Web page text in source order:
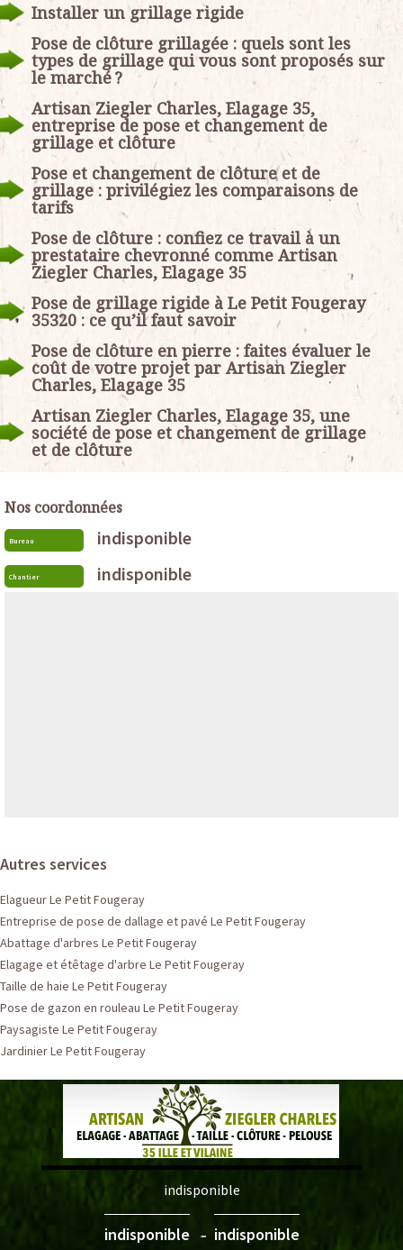
Installer un grillage rigide
Pose de clôture grillagée : quels sont les
types de grillage qui vous sont proposés sur
le marché ?
Artisan Ziegler Charles, Elagage 35,
entreprise de pose et changement de
grillage et clôture
Pose et changement de clôture et de
grillage : privilégiez les comparaisons de
tarifs
Pose de clôture : confiez ce travail à un
prestataire chevronné comme Artisan
Ziegler Charles, Elagage 35
Pose de grillage rigide à Le Petit Fougeray
35320 : ce qu’il faut savoir
Pose de clôture en pierre : faites évaluer le
coût de votre projet par Artisan Ziegler
Charles, Elagage 35
Artisan Ziegler Charles, Elagage 35, une
société de pose et changement de grillage
et de clôture
Nos coordonnées
Bureau indisponible
Chantier indisponible
Autres services
Elagueur Le Petit Fougeray
Entreprise de pose de dallage et pavé Le Petit Fougeray
Abattage d'arbres Le Petit Fougeray
Elagage et étêtage d'arbre Le Petit Fougeray
Taille de haie Le Petit Fougeray
Pose de gazon en rouleau Le Petit Fougeray
Paysagiste Le Petit Fougeray
Jardinier Le Petit Fougeray
indisponible
indisponible - indisponible